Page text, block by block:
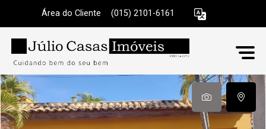
Área do Cliente (015) 2101-6161